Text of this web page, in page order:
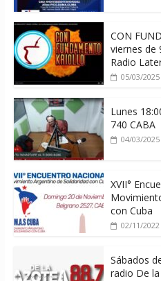
CON
viernes de
Radio
05/03/2025
Lunes
740 CABA
04/03/2025
XVII°
con Cuba
02/11/2022
Sábados
radio De